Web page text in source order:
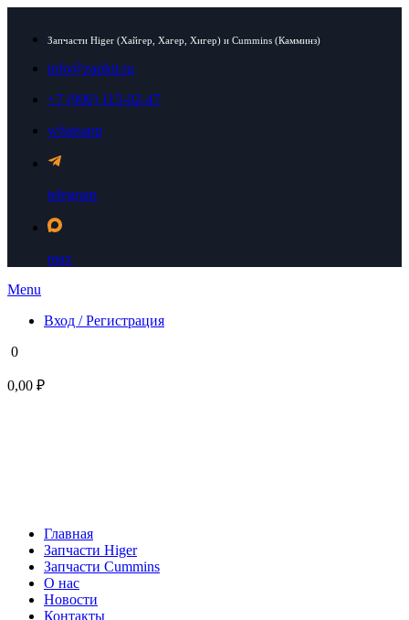
Запчасти Higer (Хайгер, Хагер, Хигер) и Cummins (Камминз)
info@zapkit.ru
+7 (906) 115-02-47
whatsapp
telegram
max
Menu
Вход / Регистрация
0
0,00 ₽
Главная
Запчасти Higer
Запчасти Cummins
О нас
Новости
Контакты